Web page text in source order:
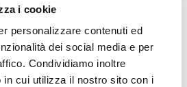
i cookie
personalizzare contenuti ed
dei social media e per
Condividiamo inoltre
in cui utilizza il nostro sito con i